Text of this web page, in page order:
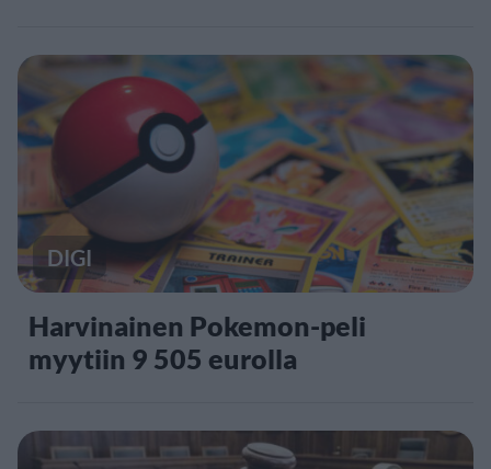
DIGI
Harvinainen Pokemon-peli
myytiin 9 505 eurolla